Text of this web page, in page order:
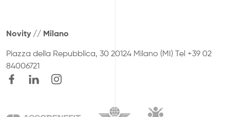
Novity // Milano
Piazza della Repubblica, 30 20124 Milano (MI) Tel +39 02
84006721